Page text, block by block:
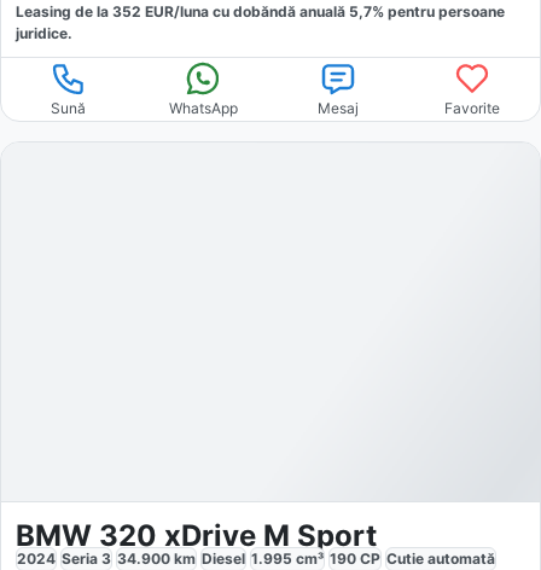
Leasing de la 352 EUR/luna cu dobăndă anuală 5,7% pentru persoane
juridice.
Sună WhatsApp Mesaj Favorite
BMW 320 xDrive M Sport
2024 Seria 3 34.900 km Diesel 1.995 cm³ 190 CP Cutie automată